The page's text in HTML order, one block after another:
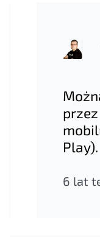
Play).
6 lat